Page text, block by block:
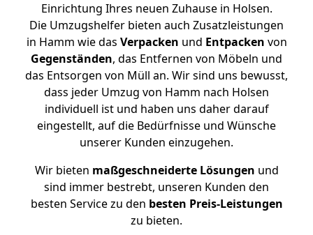
Einrichtung Ihres neuen Zuhause in Holsen.
Die Umzugshelfer bieten auch Zusatzleistungen
in Hamm wie das Verpacken und Entpacken von
Gegenständen, das Entfernen von Möbeln und
das Entsorgen von Müll an. Wir sind uns bewusst,
dass jeder Umzug von Hamm nach Holsen
individuell ist und haben uns daher darauf
eingestellt, auf die Bedürfnisse und Wünsche
unserer Kunden einzugehen.
Wir bieten maßgeschneiderte Lösungen und
sind immer bestrebt, unseren Kunden den
besten Service zu den besten Preis-Leistungen
zu bieten.